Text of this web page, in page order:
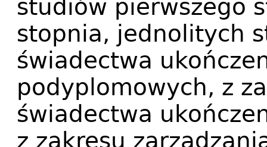
studiów pierwszego
stopnia, jednolitych
świadectwa
podyplomowych, z
świadectwa
z zakresu